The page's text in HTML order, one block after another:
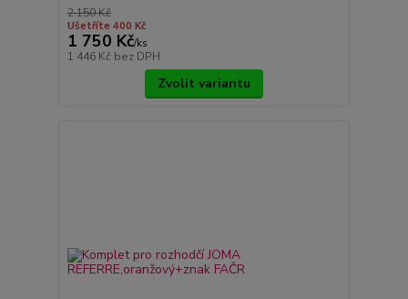
2 150 Kč
Ušetříte 400 Kč
1 750 Kč/ks
1 446 Kč bez DPH
Zvolit variantu